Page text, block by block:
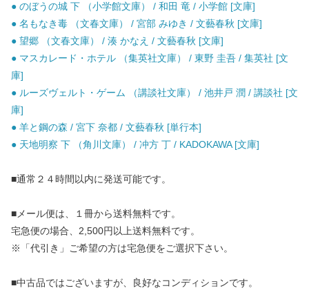
● のぼうの城 下 （小学館文庫） / 和田 竜 / 小学館 [文庫]
● 名もなき毒 （文春文庫） / 宮部 みゆき / 文藝春秋 [文庫]
● 望郷 （文春文庫） / 湊 かなえ / 文藝春秋 [文庫]
● マスカレード・ホテル （集英社文庫） / 東野 圭吾 / 集英社 [文
庫]
● ルーズヴェルト・ゲーム （講談社文庫） / 池井戸 潤 / 講談社 [文
庫]
● 羊と鋼の森 / 宮下 奈都 / 文藝春秋 [単行本]
● 天地明察 下 （角川文庫） / 冲方 丁 / KADOKAWA [文庫]
■通常２４時間以内に発送可能です。
■メール便は、１冊から送料無料です。
宅急便の場合、2,500円以上送料無料です。
※「代引き」ご希望の方は宅急便をご選択下さい。
■中古品ではございますが、良好なコンディションです。